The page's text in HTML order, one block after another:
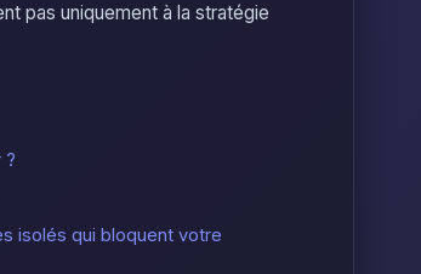
pas uniquement à la stratégie
?
isolés qui bloquent votre